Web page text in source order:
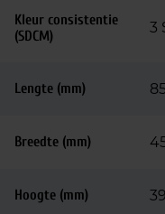
Kleur consistentie
(SDCM)
3
Lengte (mm)
Breedte (mm)
Hoogte (mm) 39